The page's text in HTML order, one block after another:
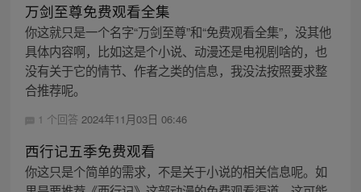
万剑至尊免费观看全集
你这就只是一个名字“万剑至尊”和“免费观看全集”，没其他
具体内容啊，比如这是个小说、动漫还是电视剧啥的，也
没有关于它的情节、作者之类的信息，我没法按照要求整
合推荐呢。
1 个回答 2024年11月03日 06:46
西行记五季免费观看
你这只是个简单的需求，不是关于小说的相关信息呢。如